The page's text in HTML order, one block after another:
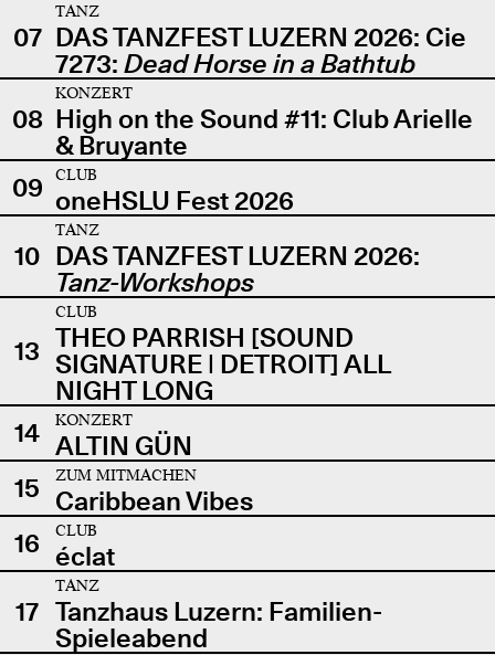
07
TANZ
DAS TANZFEST LUZERN 2026: Cie
7273: Dead Horse in a Bathtub
08
KONZERT
High on the Sound #11: Club Arielle
& Bruyante
09
CLUB
oneHSLU Fest 2026
10
TANZ
DAS TANZFEST LUZERN 2026:
Tanz-Workshops
13
CLUB
THEO PARRISH [SOUND
SIGNATURE | DETROIT] ALL
NIGHT LONG
14
KONZERT
ALTIN GÜN
15
ZUM MITMACHEN
Caribbean Vibes
16
CLUB
éclat
17
TANZ
Tanzhaus Luzern: Familien-
Spieleabend